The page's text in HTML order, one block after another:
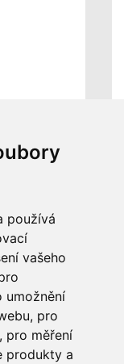
používá
vašeho
umožnění
, pro
, pro měření
produkty a